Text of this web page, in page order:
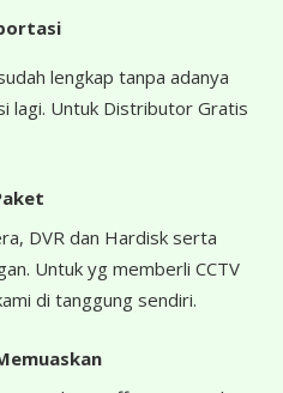
lengkap tanpa adanya
lagi. Untuk Distributor Gratis
DVR dan Hardisk serta
Untuk yg memberli CCTV
di tanggung sendiri.